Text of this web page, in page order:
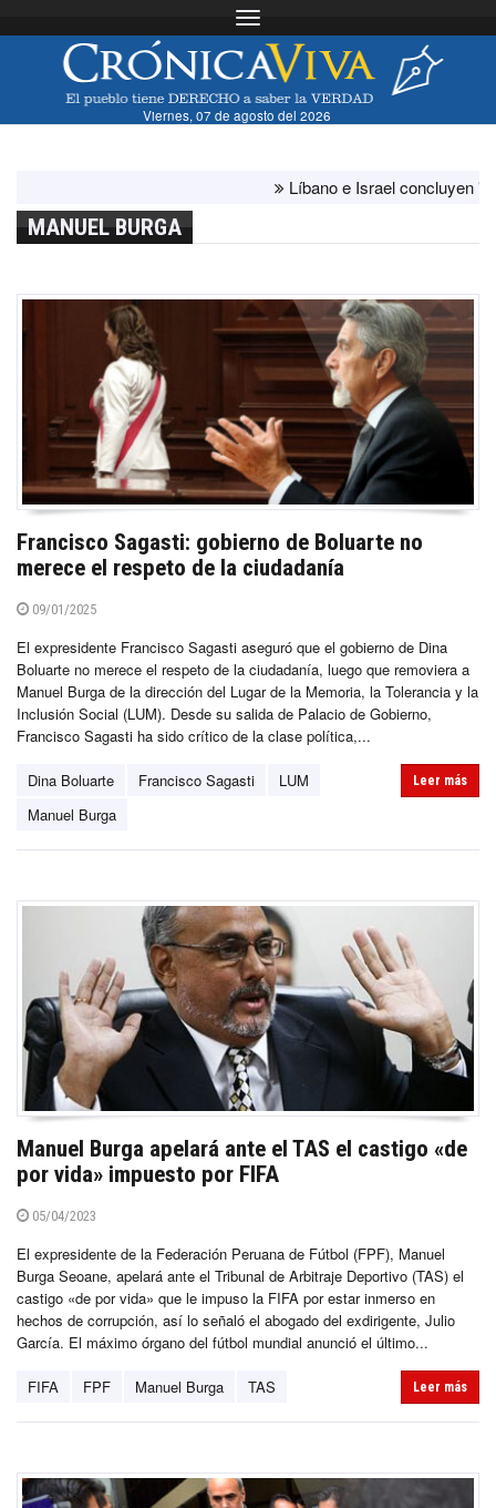
Toggle navigation
Viernes, 07 de agosto del 2026
Líbano e Israel concluyen "antes
MANUEL BURGA
Francisco Sagasti: gobierno de Boluarte no
merece el respeto de la ciudadanía
09/01/2025
El expresidente Francisco Sagasti aseguró que el gobierno de Dina
Boluarte no merece el respeto de la ciudadanía, luego que removiera a
Manuel Burga de la dirección del Lugar de la Memoria, la Tolerancia y la
Inclusión Social (LUM). Desde su salida de Palacio de Gobierno,
Francisco Sagasti ha sido crítico de la clase política,...
Dina Boluarte Francisco Sagasti
LUM
Manuel Burga
Leer más
Manuel Burga apelará ante el TAS el castigo «de
por vida» impuesto por FIFA
05/04/2023
El expresidente de la Federación Peruana de Fútbol (FPF), Manuel
Burga Seoane, apelará ante el Tribunal de Arbitraje Deportivo (TAS) el
castigo «de por vida» que le impuso la FIFA por estar inmerso en
hechos de corrupción, así lo señaló el abogado del exdirigente, Julio
García. El máximo órgano del fútbol mundial anunció el último...
FIFA FPF Manuel Burga TAS Leer más